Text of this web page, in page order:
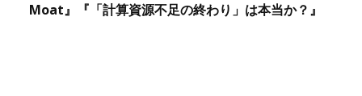
Moat』『「計算資源不足の終わり」は本当か？』